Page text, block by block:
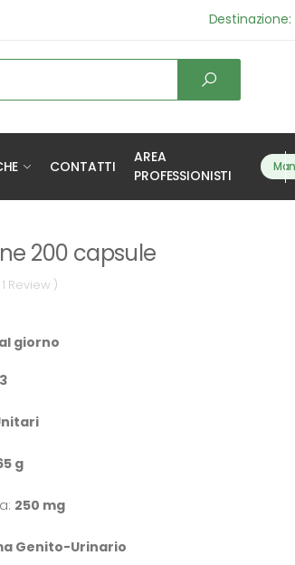
Destinazione:
CONTATTI
AREA
PROFESSIONISTI
200 capsule
Review )
giorno
g
250 mg
Genito-Urinario